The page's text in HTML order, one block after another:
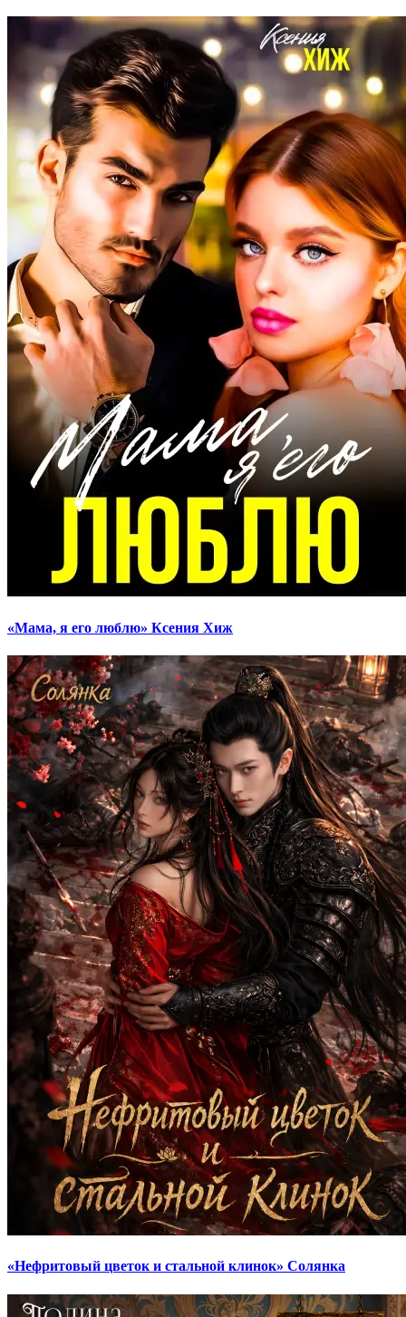
«Мама, я его люблю» Ксения Хиж
«Нефритовый цветок и стальной клинок» Солянка